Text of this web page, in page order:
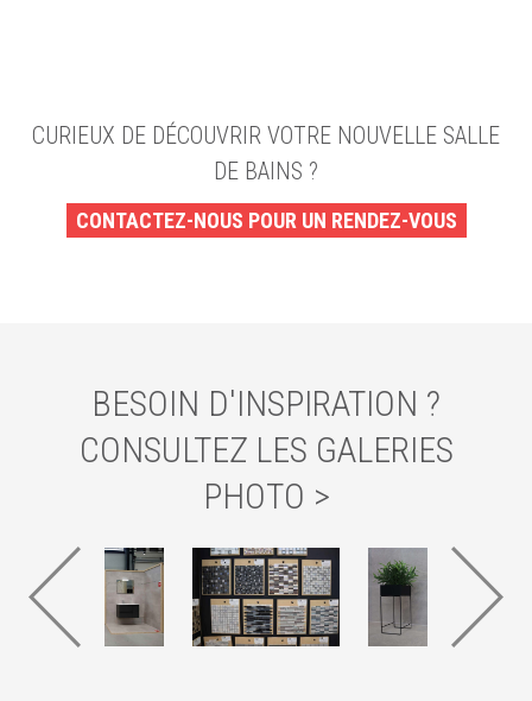
CURIEUX DE DÉCOUVRIR VOTRE NOUVELLE SALLE
DE BAINS ?
CONTACTEZ-NOUS POUR UN RENDEZ-VOUS
BESOIN D'INSPIRATION ?
CONSULTEZ LES GALERIES
PHOTO >